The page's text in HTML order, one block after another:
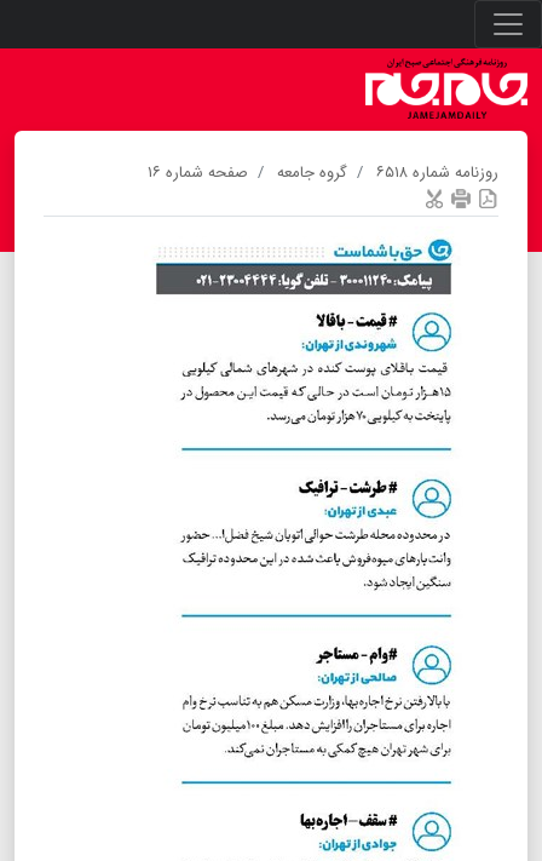
روزنامه شماره ۶۵۱۸ گروه جامعه صفحه شماره ۱۶